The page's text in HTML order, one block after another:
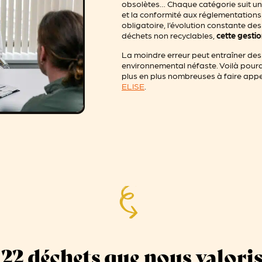
obsolètes… Chaque catégorie suit
et la conformité aux
obligatoire, l’évolution constante
déchets non recyclables,cette
La moindre erreur peut entraîner
environnemental néfaste. Voilà
plus en plus nombreuses à faire
ELISE
déchets que nous